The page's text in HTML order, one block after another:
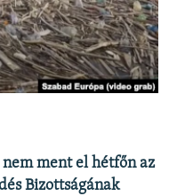
ment el hétfőn az
Bizottságának